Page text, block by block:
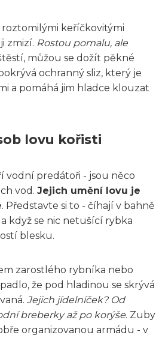
roztomilými keříčkovitými
zmizí. Rostou pomalu, ale
můžou se dožít pěkné
ochranný sliz, který je
a pomáhá jim hladce klouzat
lovu kořisti
vodní predátoři - jsou něco
vod. Jejich umění lovu je
. Představte si to - číhají v bahně
když se nic netušící rybka
blesku.
zarostlého rybníka nebo
že pod hladinou se skrývá
Jejich jídelníček? Od
breberky až po korýše. Zuby
organizovanou armádu - v